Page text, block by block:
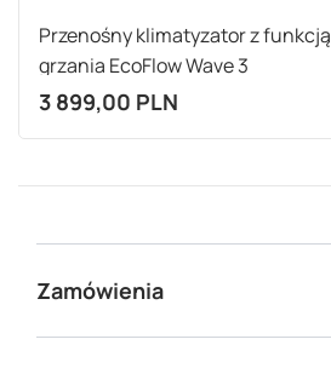
Przenośny klimatyzator z funkcją
grzania EcoFlow Wave 3
3 899,00 PLN
Zamówienia